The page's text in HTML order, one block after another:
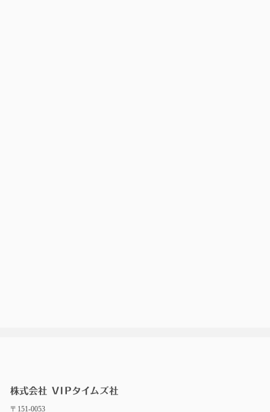
〒151-0053